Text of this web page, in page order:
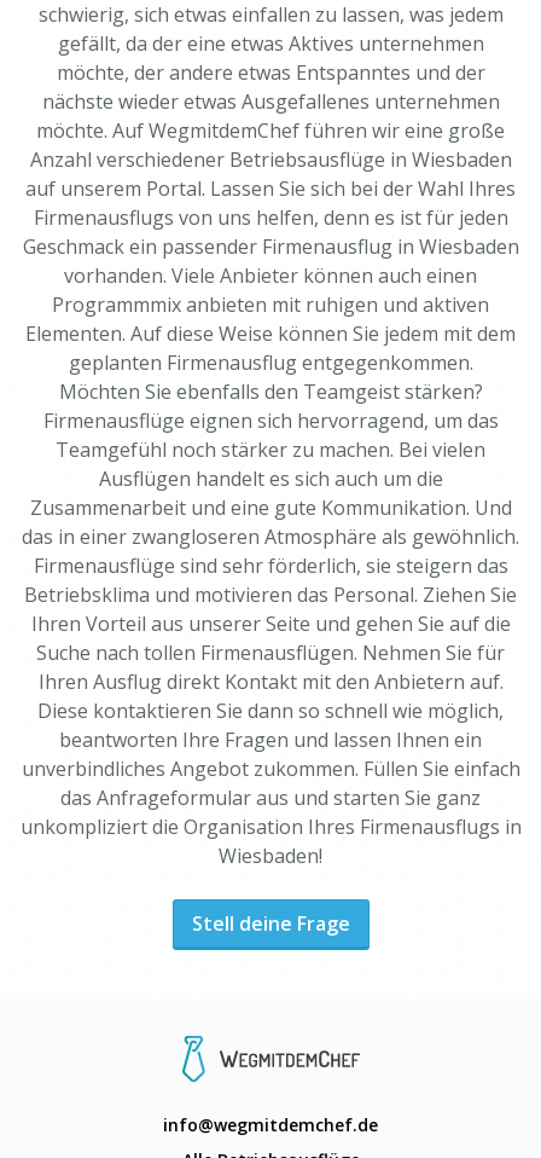
schwierig, sich etwas einfallen zu lassen, was jedem
gefällt, da der eine etwas Aktives unternehmen
möchte, der andere etwas Entspanntes und der
nächste wieder etwas Ausgefallenes unternehmen
möchte. Auf WegmitdemChef führen wir eine große
Anzahl verschiedener Betriebsausflüge in Wiesbaden
auf unserem Portal. Lassen Sie sich bei der Wahl Ihres
Firmenausflugs von uns helfen, denn es ist für jeden
Geschmack ein passender Firmenausflug in Wiesbaden
vorhanden. Viele Anbieter können auch einen
Programmmix anbieten mit ruhigen und aktiven
Elementen. Auf diese Weise können Sie jedem mit dem
geplanten Firmenausflug entgegenkommen.
Möchten Sie ebenfalls den Teamgeist stärken?
Firmenausflüge eignen sich hervorragend, um das
Teamgefühl noch stärker zu machen. Bei vielen
Ausflügen handelt es sich auch um die
Zusammenarbeit und eine gute Kommunikation. Und
das in einer zwangloseren Atmosphäre als gewöhnlich.
Firmenausflüge sind sehr förderlich, sie steigern das
Betriebsklima und motivieren das Personal. Ziehen Sie
Ihren Vorteil aus unserer Seite und gehen Sie auf die
Suche nach tollen Firmenausflügen. Nehmen Sie für
Ihren Ausflug direkt Kontakt mit den Anbietern auf.
Diese kontaktieren Sie dann so schnell wie möglich,
beantworten Ihre Fragen und lassen Ihnen ein
unverbindliches Angebot zukommen. Füllen Sie einfach
das Anfrageformular aus und starten Sie ganz
unkompliziert die Organisation Ihres Firmenausflugs in
Wiesbaden!
Stell deine Frage
info@wegmitdemchef.de